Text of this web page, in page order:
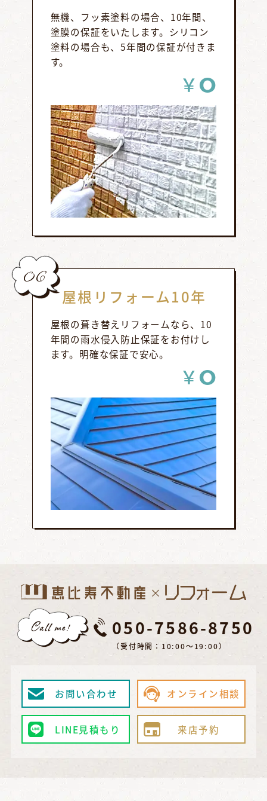
無機、フッ素塗料の場合、10年間、
塗膜の保証をいたします。シリコン
塗料の場合も、5年間の保証が付きま
す。
￥0
06
屋根リフォーム10年
屋根の葺き替えリフォームなら、10
年間の雨水侵入防止保証をお付けし
ます。明確な保証で安心。
￥0
050-7586-8750
（受付時間：10:00～19:00）
お問い合わせ オンライン相談
LINE見積もり 来店予約